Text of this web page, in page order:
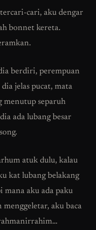
cari, aku dengar
bonnet kereta.
berdiri, perempuan
jelas pucat, mata
menutup separuh
ada lubang besar
atuk dulu, kalau
kat lubang belakang
mana aku ada paku
aku baca